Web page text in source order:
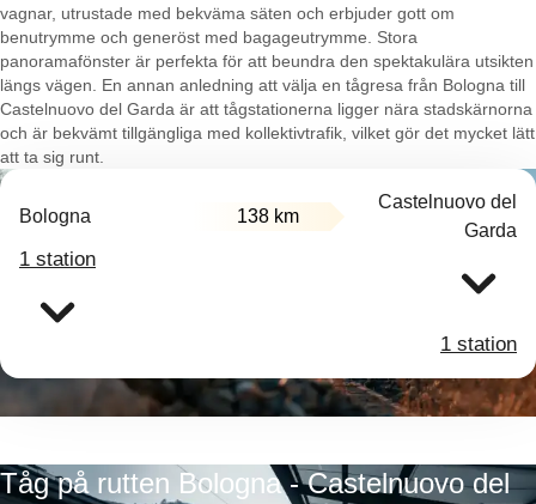
vagnar, utrustade med bekväma säten och erbjuder gott om
benutrymme och generöst med bagageutrymme. Stora
panoramafönster är perfekta för att beundra den spektakulära utsikten
längs vägen. En annan anledning att välja en tågresa från Bologna till
Castelnuovo del Garda är att tågstationerna ligger nära stadskärnorna
och är bekvämt tillgängliga med kollektivtrafik, vilket gör det mycket lätt
att ta sig runt.
Bologna 138 km
Castelnuovo del
Garda
1 station
1 station
Tåg på rutten Bologna - Castelnuovo del